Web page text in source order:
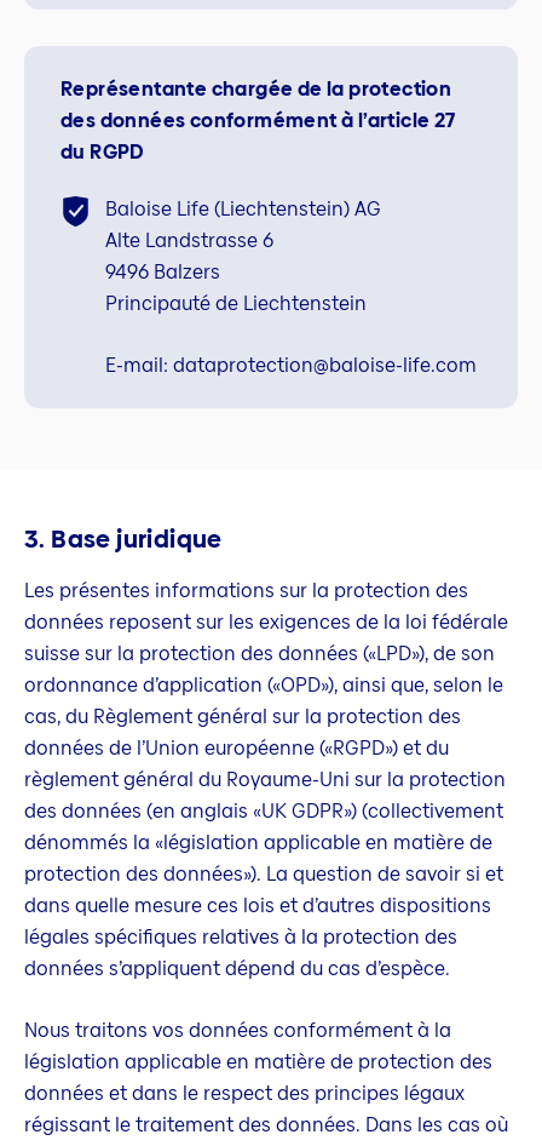
Représentante chargée de la protection
des données conformément à l’article 27
du RGPD
Baloise Life (Liechtenstein) AG
Alte Landstrasse 6
9496 Balzers
Principauté de Liechtenstein
E-mail: dataprotection@baloise-life.com
3. Base juridique
Les présentes informations sur la protection des
données reposent sur les exigences de la loi fédérale
suisse sur la protection des données («LPD»), de son
ordonnance d’application («OPD»), ainsi que, selon le
cas, du Règlement général sur la protection des
données de l’Union européenne («RGPD») et du
règlement général du Royaume-Uni sur la protection
des données (en anglais «UK GDPR») (collectivement
dénommés la «législation applicable en matière de
protection des données»). La question de savoir si et
dans quelle mesure ces lois et d’autres dispositions
légales spécifiques relatives à la protection des
données s’appliquent dépend du cas d’espèce.
Nous traitons vos données conformément à la
législation applicable en matière de protection des
données et dans le respect des principes légaux
régissant le traitement des données. Dans les cas où